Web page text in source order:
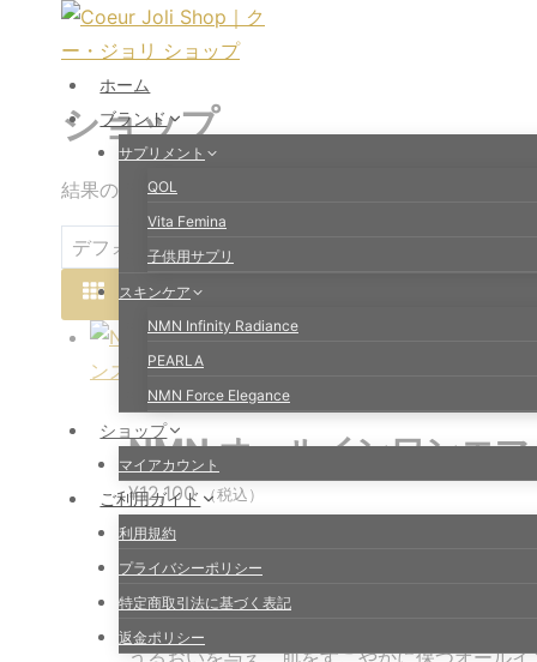
ホーム
ブランド
サプリメント
QOL
Vita Femina
子供用サプリ
スキンケア
NMN Infinity Radiance
PEARLA
NMN Force Elegance
ショップ
マイアカウント
ご利用ガイド
利用規約
プライバシーポリシー
特定商取引法に基づく表記
返金ポリシー
ショップ
結果の17～28/28を表示しています
NMN オールインワンエ
¥12,100 （税込）
1本で手軽にスキンケアができる、
うるおいを与え、肌をすこやかに保つオールイ